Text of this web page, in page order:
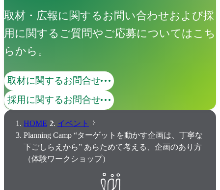
取材・広報に関するお問い合わせおよび採
用に関するご質問やご応募についてはこち
らから。
取材に関するお問合せ
採用に関するお問合せ
HOME
イベント
Planning Camp “ターゲットを動かす企画は、丁寧な
下ごしらえから” あらためて考える、企画のあり方
（体験ワークショップ）